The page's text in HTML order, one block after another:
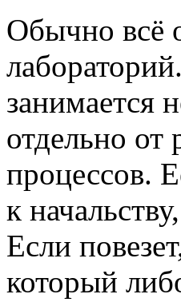
Обычно всё
занимается
отдельно от
процессов.
к
Если
который